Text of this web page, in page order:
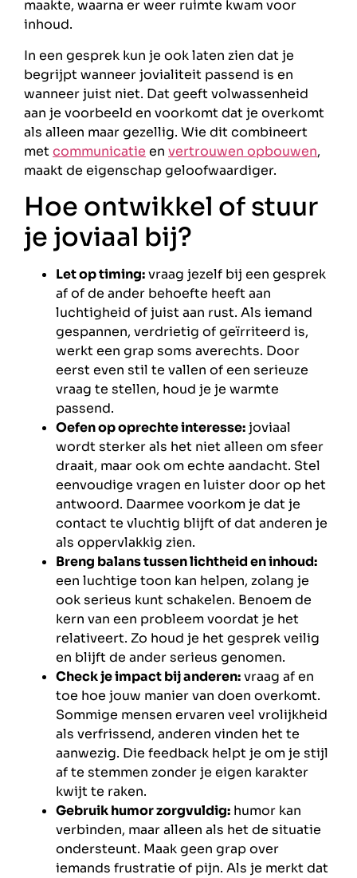
maakte, waarna er weer ruimte kwam voor
inhoud.
In een gesprek kun je ook laten zien dat je
begrijpt wanneer jovialiteit passend is en
wanneer juist niet. Dat geeft volwassenheid
aan je voorbeeld en voorkomt dat je overkomt
als alleen maar gezellig. Wie dit combineert
metcommunicatie en vertrouwen opbouwen,
maakt de eigenschap geloofwaardiger.
Hoe ontwikkel of stuur
je joviaal bij?
Let op timing:vraag jezelf bij een gesprek
af of de ander behoefte heeft aan
luchtigheid of juist aan rust. Als iemand
gespannen, verdrietig of geïrriteerd is,
werkt een grap soms averechts. Door
eerst even stil te vallen of een serieuze
vraag te stellen, houd je je warmte
passend.
Oefen op oprechte interesse:joviaal
wordt sterker als het niet alleen om sfeer
draait, maar ook om echte aandacht. Stel
eenvoudige vragen en luister door op het
antwoord. Daarmee voorkom je dat je
contact te vluchtig blijft of dat anderen je
als oppervlakkig zien.
Breng balans tussen lichtheid en inhoud:
een luchtige toon kan helpen, zolang je
ook serieus kunt schakelen. Benoem de
kern van een probleem voordat je het
relativeert. Zo houd je het gesprek veilig
en blijft de ander serieus genomen.
Check je impact bij anderen:vraag af en
toe hoe jouw manier van doen overkomt.
Sommige mensen ervaren veel vrolijkheid
als verfrissend, anderen vinden het te
aanwezig. Die feedback helpt je om je stijl
af te stemmen zonder je eigen karakter
kwijt te raken.
Gebruik humor zorgvuldig: humor kan
verbinden, maar alleen als het de situatie
ondersteunt. Maak geen grap over
iemands frustratie of pijn. Als je merkt dat